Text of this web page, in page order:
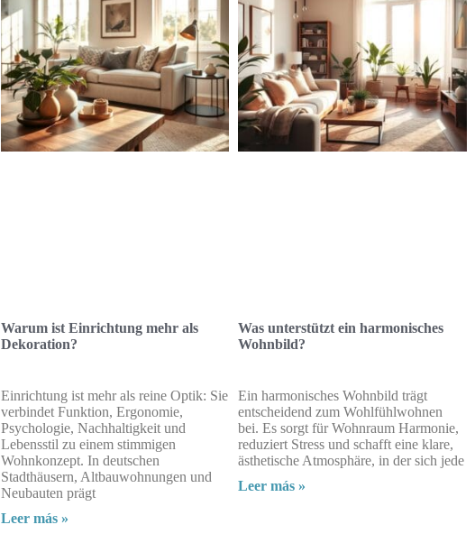
Warum ist Einrichtung mehr als
Dekoration?
Einrichtung ist mehr als reine Optik: Sie
verbindet Funktion, Ergonomie,
Psychologie, Nachhaltigkeit und
Lebensstil zu einem stimmigen
Wohnkonzept. In deutschen
Stadthäusern, Altbauwohnungen und
Neubauten prägt
Leer más »
Was unterstützt ein harmonisches
Wohnbild?
Ein harmonisches Wohnbild trägt
entscheidend zum Wohlfühlwohnen
bei. Es sorgt für Wohnraum Harmonie,
reduziert Stress und schafft eine klare,
ästhetische Atmosphäre, in der sich jede
Leer más »